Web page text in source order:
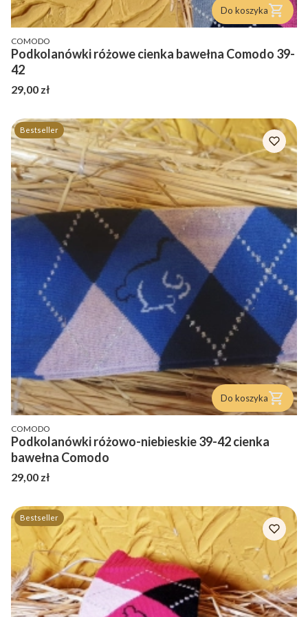
Do koszyka
PRODUCENT
COMODO
Podkolanówki różowe cienka bawełna Comodo 39-
42
Cena
29,00 zł
Bestseller
Do koszyka
PRODUCENT
COMODO
Podkolanówki różowo-niebieskie 39-42 cienka
bawełna Comodo
Cena
29,00 zł
Bestseller